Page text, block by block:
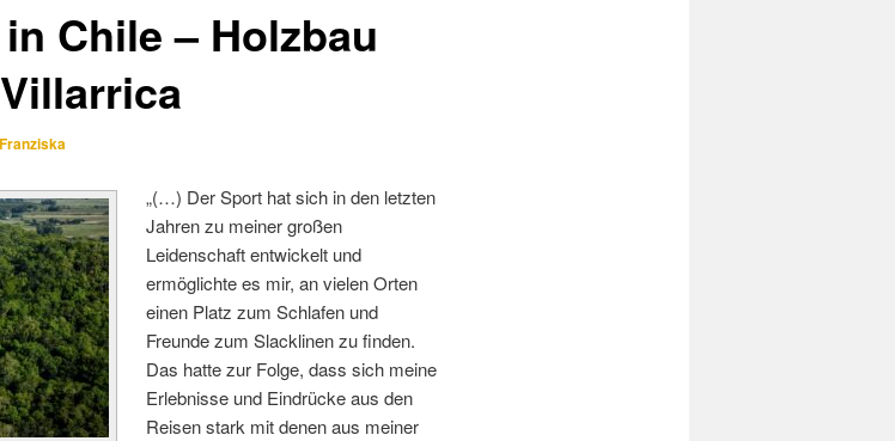
Chile – Holzbau
Franziska
„(…) Der Sport hat sich in den letzten
Jahren zu meiner großen
Leidenschaft entwickelt und
ermöglichte es mir, an vielen Orten
einen Platz zum Schlafen und
Freunde zum Slacklinen zu finden.
Das hatte zur Folge, dass sich meine
Erlebnisse und Eindrücke aus den
Reisen stark mit denen aus meiner